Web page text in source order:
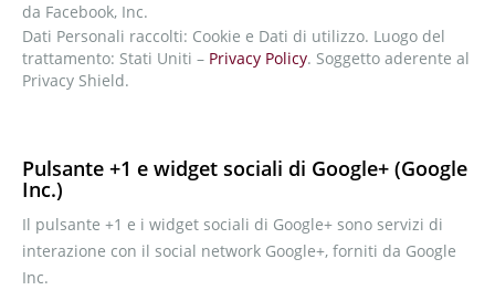
da Facebook, Inc.
Dati Personali raccolti: Cookie e Dati di utilizzo. Luogo del
trattamento: Stati Uniti – Privacy Policy. Soggetto aderente al
Privacy Shield.
Pulsante +1 e widget sociali di Google+ (Google
Inc.)
Il pulsante +1 e i widget sociali di Google+ sono servizi di
interazione con il social network Google+, forniti da Google
Inc.